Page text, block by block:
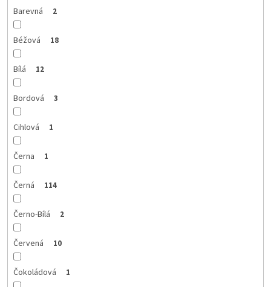
Barevná 2
Béžová 18
Bílá 12
Bordová 3
Cihlová 1
Černa 1
Černá 114
Černo-Bílá 2
Červená 10
Čokoládová 1